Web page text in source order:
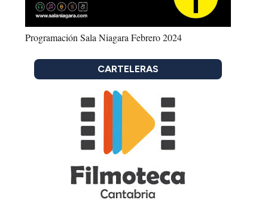
Programación Sala Niagara Febrero 2024
CARTELERAS